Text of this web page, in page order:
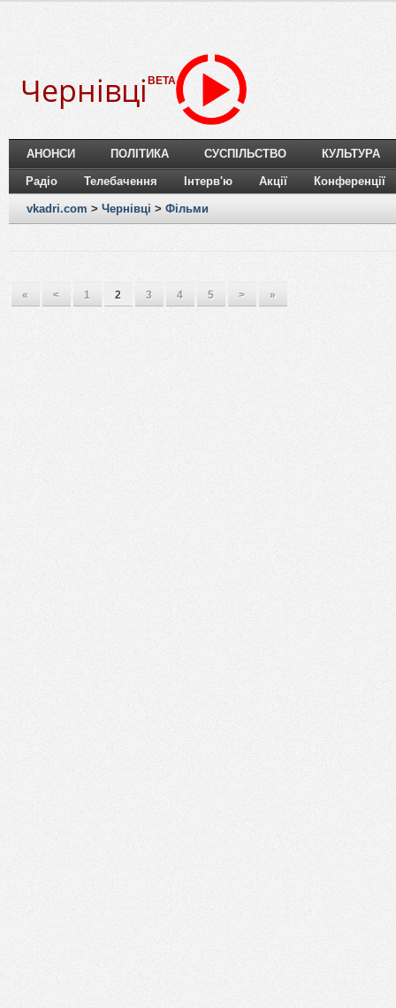
Чернівці BETA
АНОНСИ ПОЛІТИКА СУСПІЛЬСТВО КУЛЬТУРА
Радіо Телебачення Інтерв'ю Акції Конференції
vkadri.com > Чернівці > Фільми
« < 1 2 3 4 5 > »